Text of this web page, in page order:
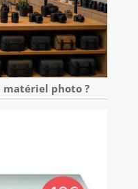
matériel photo ?